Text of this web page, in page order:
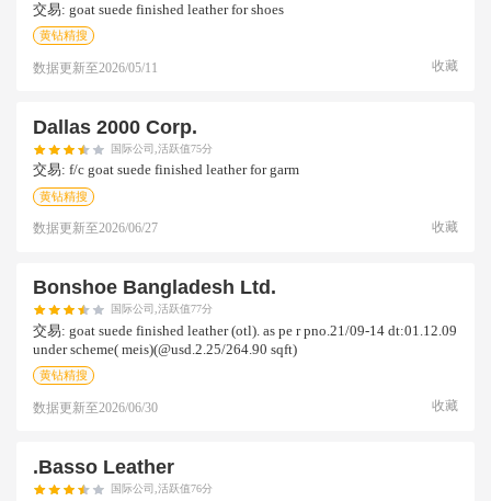
交易: goat suede finished leather for shoes
黄钻精搜
数据更新至2026/05/11 收藏
Dallas 2000 Corp.
国际公司,活跃值75分
交易: f/c goat suede finished leather for garm
黄钻精搜
数据更新至2026/06/27 收藏
Bonshoe Bangladesh Ltd.
国际公司,活跃值77分
交易: goat suede finished leather (otl). as pe r pno.21/09-14 dt:01.12.09
under scheme( meis)(@usd.2.25/264.90 sqft)
黄钻精搜
数据更新至2026/06/30 收藏
.basso Leather
国际公司,活跃值76分